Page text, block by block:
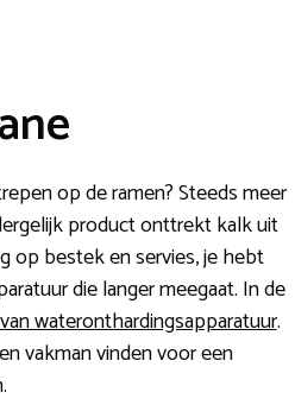
op de ramen? Steeds meer
product onttrekt kalk uit
op bestek en servies, je hebt
die langer meegaat. In de
wateronthardingsapparatuur.
vakman vinden voor een